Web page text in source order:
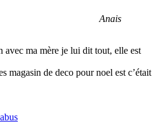
Anais
avec ma mère je lui dit tout, elle est
magasin de deco pour noel est c’était